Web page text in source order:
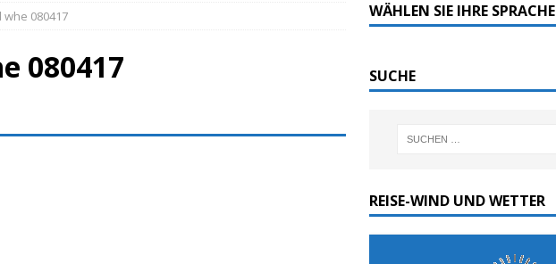
sofort elektrisch: Halligbahn wird modernisiert
080417
080417
WÄHLEN SIE IHRE SPRACHE
SUCHE
REISE-WIND UND WETTER